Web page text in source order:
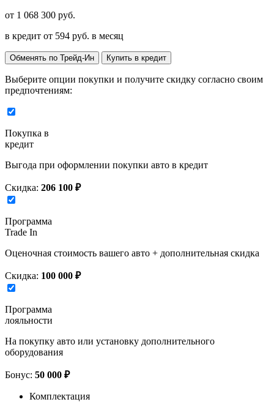
от 1 068 300 руб.
в кредит от 594 руб. в месяц
Обменять по Трейд-Ин Купить в кредит
Выберите опции покупки и получите скидку согласно своим
предпочтениям:
Покупка в
кредит
Выгода при оформлении покупки авто в кредит
Скидка: 206 100 ₽
Программа
Trade In
Оценочная стоимость вашего авто + дополнительная скидка
Скидка: 100 000 ₽
Программа
лояльности
На покупку авто или установку дополнительного
оборудования
Бонус: 50 000 ₽
Комплектация